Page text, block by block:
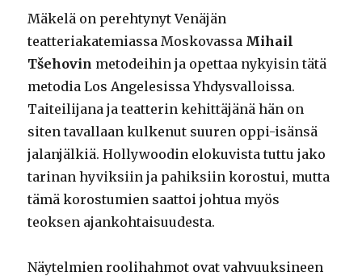
Mäkelä on perehtynyt Venäjän
teatteriakatemiassa Moskovassa Mihail
Tšehovin metodeihin ja opettaa nykyisin tätä
metodia Los Angelesissa Yhdysvalloissa.
Taiteilijana ja teatterin kehittäjänä hän on
siten tavallaan kulkenut suuren oppi-isänsä
jalanjälkiä. Hollywoodin elokuvista tuttu jako
tarinan hyviksiin ja pahiksiin korostui, mutta
tämä korostumien saattoi johtua myös
teoksen ajankohtaisuudesta.
Näytelmien roolihahmot ovat vahvuuksineen